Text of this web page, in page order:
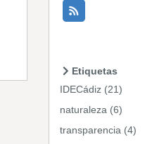
Etiquetas
IDECádiz (21)
naturaleza (6)
transparencia (4)